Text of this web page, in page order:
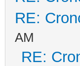
RE:
AM
RE: